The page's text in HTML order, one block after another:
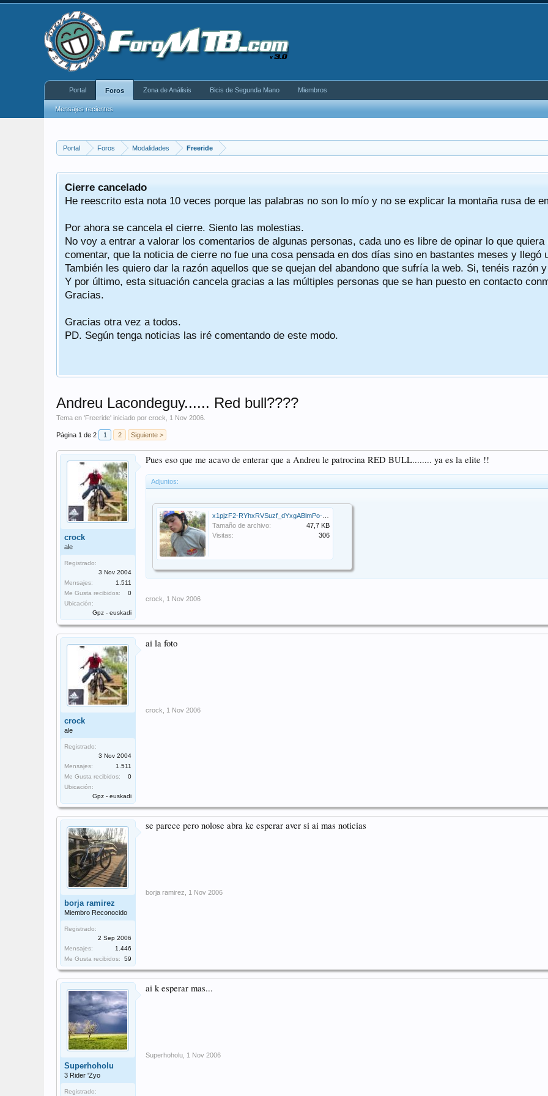
Portal Foros Modalidades Freeride
Cierre cancelado
He reescrito esta nota 10 veces porque las palabras no son lo mío y no se explicar la montaña rusa de
Por ahora se cancela el cierre. Siento las molestias.
No voy a entrar a valorar los comentarios de algunas personas, cada uno es libre de opinar lo que
comentar, que la noticia de cierre no fue una cosa pensada en dos días sino en bastantes meses y llegó
También les quiero dar la razón aquellos que se quejan del abandono que sufría la web. Si, tenéis razón
Y por último, esta situación cancela gracias a las múltiples personas que se han puesto en contacto
Gracias.
Gracias otra vez a todos.
PD. Según tenga noticias las iré comentando de este modo.
Andreu Lacondeguy...... Red bull????
Tema en 'Freeride' iniciado por crock 1 Nov 2006
Página 1 de 2 1 2 Siguiente >
crock
ale
Registrado:
3 Nov 2004
Mensajes:
1.511
Me Gusta recibidos:
0
Ubicación:
Gpz - euskadi
Pues eso que me acavo de enterar que a Andreu le patrocina RED BULL........ ya es la elite !!
Adjuntos:
Tamaño de archivo:
47,7 KB
Visitas:
306
crock 1 Nov 2006
crock
ale
Registrado:
3 Nov 2004
Mensajes:
1.511
Me Gusta recibidos:
0
Ubicación:
Gpz - euskadi
ai la foto
crock 1 Nov 2006
borja ramirez
Miembro Reconocido
Registrado:
2 Sep 2006
Mensajes:
1.446
Me Gusta recibidos:
59
se parece pero nolose abra ke esperar aver si ai mas noticias
borja ramirez 1 Nov 2006
Superhoholu
3 Rider 'Zyo
Registrado:
ai k esperar mas...
Superhoholu 1 Nov 2006
Portal Foros
Mensajes recientes
Zona de Análisis Bicis de Segunda Mano Miembros